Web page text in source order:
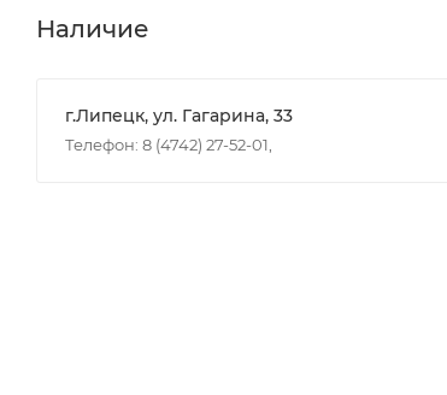
Наличие
г.Липецк, ул. Гагарина, 33
Телефон: 8 (4742) 27-52-01,